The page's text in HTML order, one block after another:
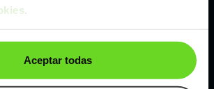
Aceptar todas
Volvo XC60 Volvo XC90